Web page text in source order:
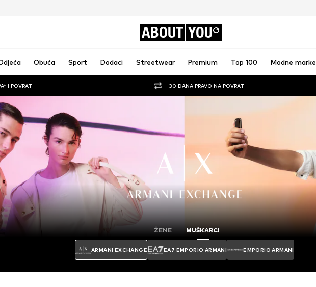
ABOUT YOU
Obuća Sport Dodaci Streetwear Premium Top 100 Modne marke
I POVRAT 30 DANA PRAVO NA POVRAT
ŽENE MUŠKARCI
ARMANI EXCHANGE EA7 EMPORIO ARMANI EMPORIO ARMANI